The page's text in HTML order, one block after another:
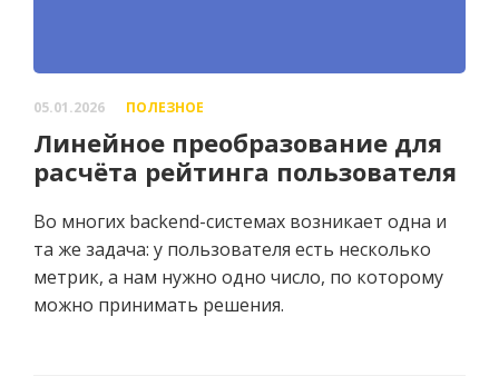
05.01.2026 ПОЛЕЗНОЕ
Линейное преобразование для
расчёта рейтинга пользователя
Во многих backend-системах возникает одна и
та же задача: у пользователя есть несколько
метрик, а нам нужно одно число, по которому
можно принимать решения.